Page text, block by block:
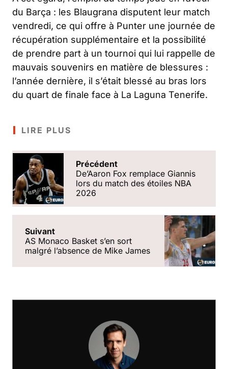
du Barça : les Blaugrana disputent leur match
vendredi, ce qui offre à Punter une journée de
récupération supplémentaire et la possibilité
de prendre part à un tournoi qui lui rappelle de
mauvais souvenirs en matière de blessures :
l’année dernière, il s’était blessé au bras lors
du quart de finale face à La Laguna Tenerife.
LIRE PLUS
Précédent
De’Aaron Fox remplace Giannis
lors du match des étoiles NBA
2026
Suivant
AS Monaco Basket s’en sort
malgré l’absence de Mike James